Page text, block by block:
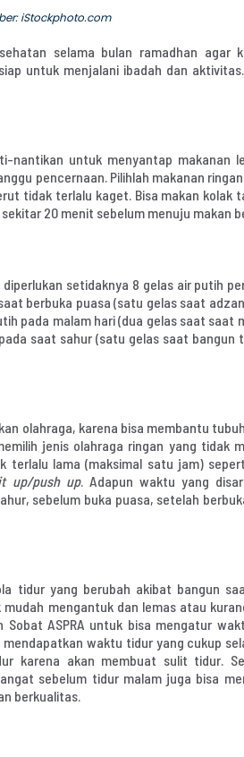
selama bulan ramadhan agar
untuk menjalani ibadah dan
nantikan untuk menyantap makanan
pencernaan. Pilihlah makanan
tidak terlalu kaget. Bisa makan kolak
20 menit sebelum menuju makan
setidaknya 8 gelas air putih
berbuka puasa (satu gelas saat
pada malam hari (dua gelas saat saat
saat sahur (satu gelas saat bangun
olahraga, karena bisa membantu
jenis olahraga ringan yang tidak
terlalu lama (maksimal satu jam)
up/push up. Adapun waktu yang
sebelum buka puasa, setelah
tidur yang berubah akibat bangun
mengantuk dan lemas atau
ASPRA untuk bisa mengatur
waktu tidur yang cukup
karena akan membuat sulit tidur.
sebelum tidur malam juga bisa
berkualitas.